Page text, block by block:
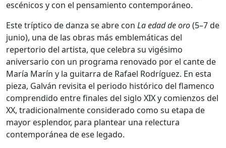
escénicos y con el pensamiento contemporáneo.
Este tríptico de danza se abre con La edad de oro(5–7 de
junio), una de las obras más emblemáticas del
repertorio del artista, que celebra su vigésimo
aniversario con un programa renovado por el cante de
María Marín y la guitarra de Rafael Rodríguez. En esta
pieza, Galván revisita el periodo histórico del flamenco
comprendido entre finales del siglo XIX y comienzos del
XX, tradicionalmente considerado como su etapa de
mayor esplendor, para plantear una relectura
contemporánea de ese legado.